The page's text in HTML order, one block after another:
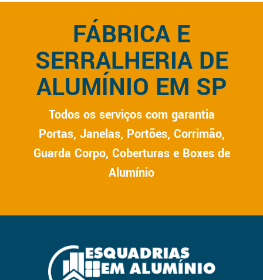
FÁBRICA E
SERRALHERIA DE
ALUMÍNIO EM SP
Todos os serviços com garantia
Portas, Janelas, Portões, Corrimão,
Guarda Corpo, Coberturas e Boxes de
Alumínio